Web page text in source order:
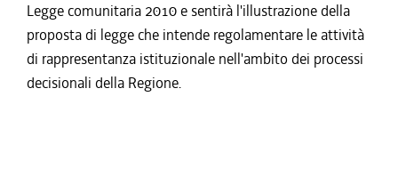
Legge comunitaria 2010 e sentirà l'illustrazione della
proposta di legge che intende regolamentare le attività
di rappresentanza istituzionale nell'ambito dei processi
decisionali della Regione.